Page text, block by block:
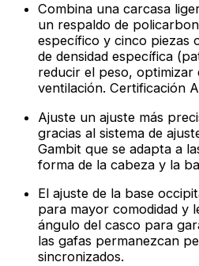
Combina una carcasa
un respaldo de
específico y cinco piezas
de densidad específica
reducir el peso, optimizar
ventilación. Certificación
Ajuste un ajuste más
gracias al sistema de
Gambit que se adapta a
forma de la cabeza y la
El ajuste de la base
para mayor comodidad y
ángulo del casco para
las gafas permanezcan
sincronizados.